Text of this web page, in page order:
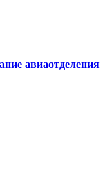
авиаотделения